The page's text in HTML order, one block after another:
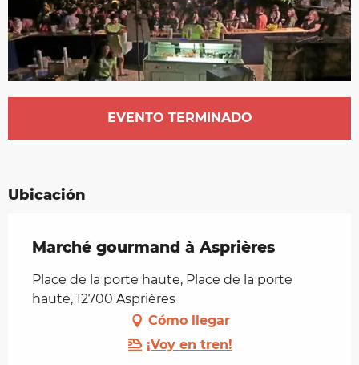
Horarios y datos de contacto
EVENTO TERMINADO
Ubicación
Marché gourmand à Asprières
Place de la porte haute, Place de la porte
haute, 12700 Asprières
Cómo llegar
¡Voy en tren!